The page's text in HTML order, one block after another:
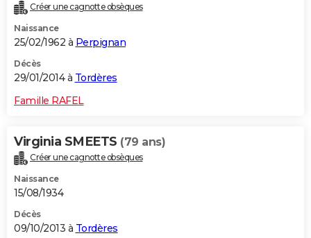
Créer une cagnotte obsèques
Naissance
25/02/1962 à Perpignan
Décès
29/01/2014 à Tordères
Famille RAFEL
Virginia SMEETS (79 ans)
Créer une cagnotte obsèques
Naissance
15/08/1934
Décès
09/10/2013 à Tordères